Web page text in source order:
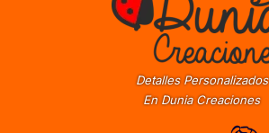
Detalles Personalizados
En Dunia Creaciones